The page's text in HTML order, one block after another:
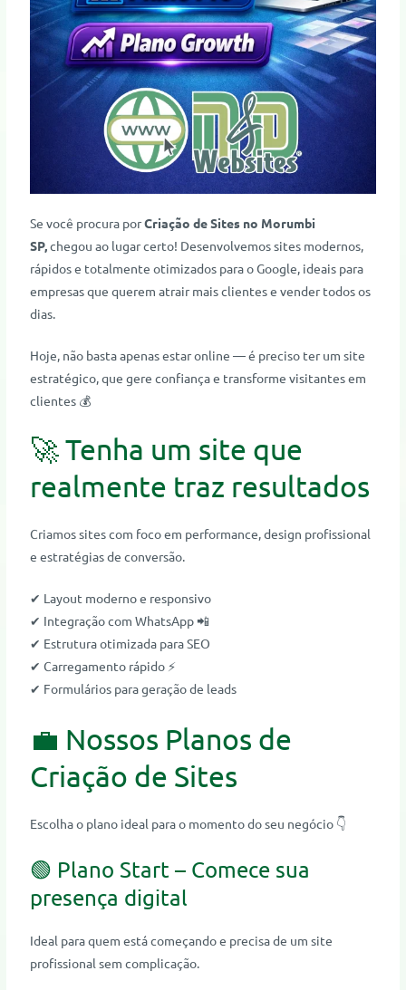
Se você procura porCriação de Sites no Morumbi
SP,chegou ao lugar certo! Desenvolvemos sites modernos,
rápidos e totalmente otimizados para o Google, ideais para
empresas que querem atrair mais clientes e vender todos os
dias.
Hoje, não basta apenas estar online — é preciso ter um site
estratégico, que gere confiança e transforme visitantes em
clientes 💰
🚀 Tenha um site que
realmente traz resultados
Criamos sites com foco em performance, design profissional
e estratégias de conversão.
✔ Layout moderno e responsivo
✔ Integração com WhatsApp 📲
✔ Estrutura otimizada para SEO
✔ Carregamento rápido ⚡
✔ Formulários para geração de leads
💼 Nossos Planos de
Criação de Sites
Escolha o plano ideal para o momento do seu negócio 👇
🟢 Plano Start – Comece sua
presença digital
Ideal para quem está começando e precisa de um site
profissional sem complicação.